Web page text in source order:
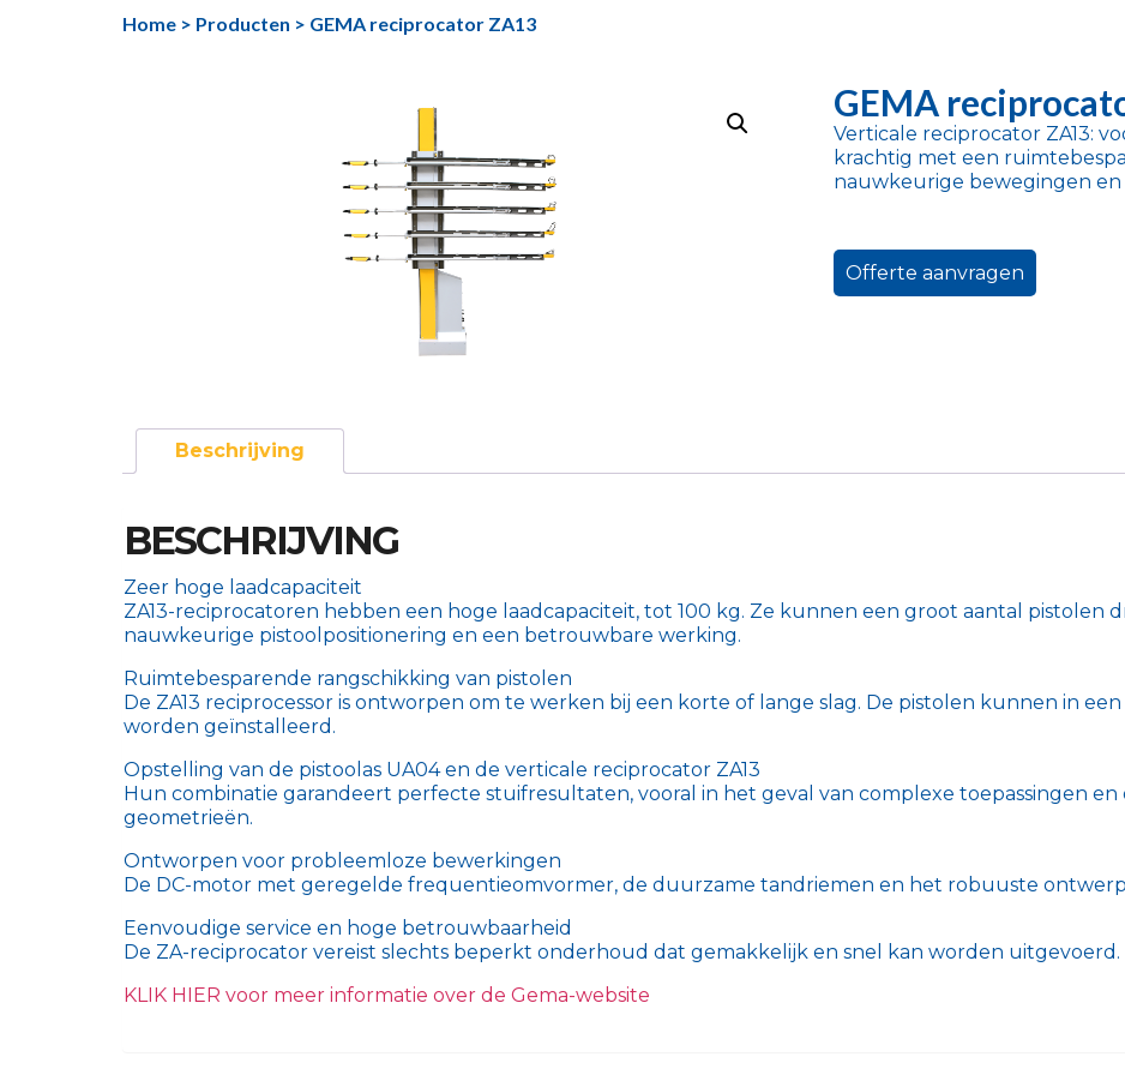
Home > Producten > GEMA reciprocator ZA13
GEMA
Verticale reciprocator ZA13:
krachtig met een
nauwkeurige bewegingen
Offerte aanvragen
Beschrijving
BESCHRIJVING
Zeer hoge laadcapaciteit
ZA13-reciprocatoren hebben een hoge laadcapaciteit, tot 100 kg. Ze kunnen een groot aantal pistolen
nauwkeurige pistoolpositionering en een betrouwbare werking.
Ruimtebesparende rangschikking van pistolen
De ZA13 reciprocessor is ontworpen om te werken bij een korte of lange slag. De pistolen kunnen in
worden geïnstalleerd.
Opstelling van de pistoolas UA04 en de verticale reciprocator ZA13
Hun combinatie garandeert perfecte stuifresultaten, vooral in het geval van complexe toepassingen
geometrieën.
Ontworpen voor probleemloze bewerkingen
De DC-motor met geregelde frequentieomvormer, de duurzame tandriemen en het robuuste
Eenvoudige service en hoge betrouwbaarheid
De ZA-reciprocator vereist slechts beperkt onderhoud dat gemakkelijk en snel kan worden uitgevoerd.
KLIK HIER voor meer informatie over de Gema-website